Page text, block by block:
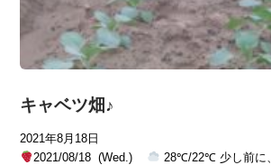
キャベツ畑♪
2021年8月18日
2021/08/18 (Wed.)
28℃/22℃ 少し前に